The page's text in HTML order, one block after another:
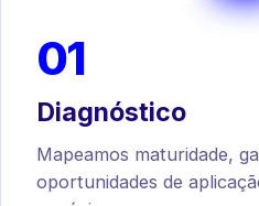
01
Diagnóstico
Mapeamos maturidade,
oportunidades de